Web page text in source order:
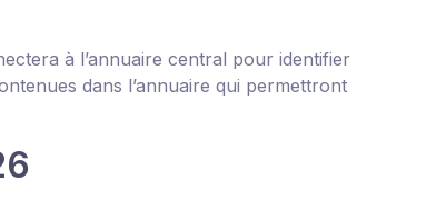
à l’annuaire central pour identifier
dans l’annuaire qui permettront